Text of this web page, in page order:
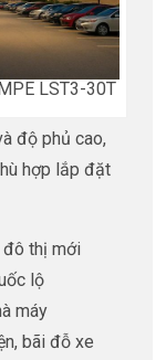
LST3-30T
độ phủ cao,
hợp lắp đặt
đô thị mới
lộ
máy
bãi đỗ xe